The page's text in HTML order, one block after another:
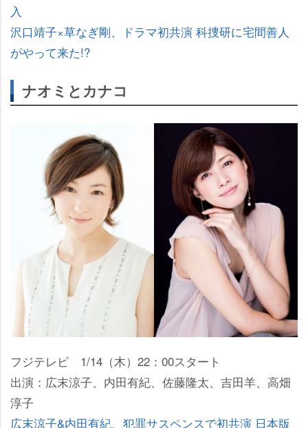
入
沢口靖子×草なぎ剛、ドラマ初共演 科捜研に宅間善人
がやって来た!?
ナオミとカナコ
フジテレビ 1/14（木）22：00スタート
出演：広末涼子、内田有紀、佐藤隆太、吉田羊、高畑
淳子
広末涼子&内田有紀、犯罪サスペンスで初共演 日本版